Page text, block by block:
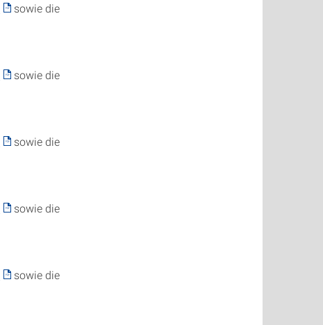
sowie die
sowie die
sowie die
sowie die
sowie die